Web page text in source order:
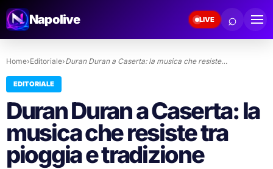
Napolive LIVE ⌕
Home›Editoriale›Duran Duran a Caserta: la musica che resiste…
EDITORIALE
Duran Duran a Caserta: la
musica che resiste tra
pioggia e tradizione